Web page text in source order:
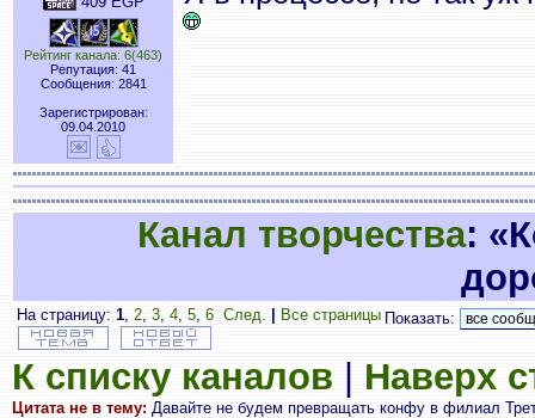
Рейтинг канала: 6(463)
Репутация: 41
Сообщения: 2841
Зарегистрирован:
09.04.2010
Канал творчества:
На страницу: 1, 2, 3, 4, 5, 6 След. Все страницы Показать:
К списку каналов Наверх
Цитата не в тему: Давайте не будем превращать конфу в филиал